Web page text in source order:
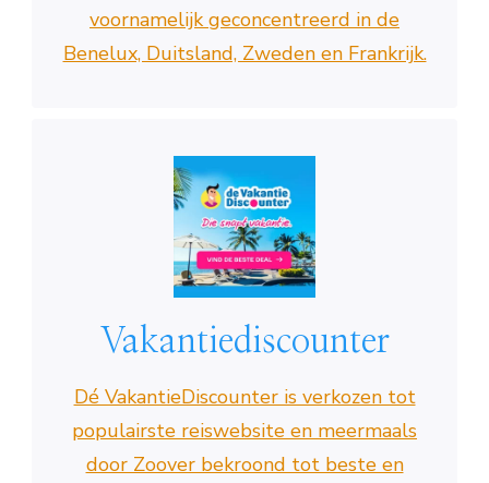
voornamelijk geconcentreerd in de
Benelux, Duitsland, Zweden en Frankrijk.
Vakantiediscounter
Dé VakantieDiscounter is verkozen tot
populairste reiswebsite en meermaals
door Zoover bekroond tot beste en